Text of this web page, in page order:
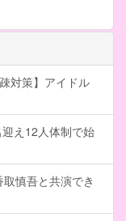
対策】アイドル
え12人体制で始
慎吾と共演でき